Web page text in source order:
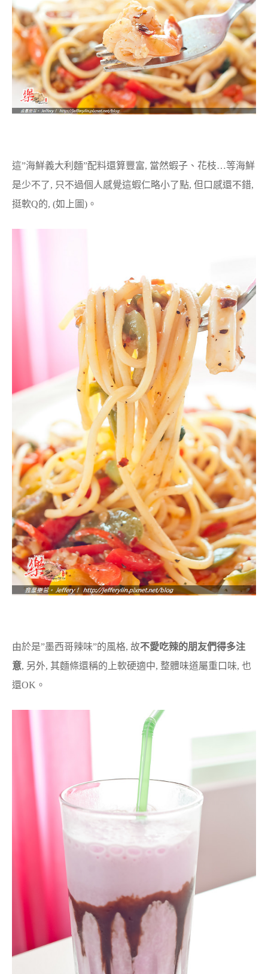
這”海鮮義大利麵”配料還算豐富, 當然蝦子、花枝…等海鮮
是少不了, 只不過個人感覺這蝦仁略小了點, 但口感還不錯,
挺軟Q的, (如上圖)。
由於是”墨西哥辣味”的風格, 故不愛吃辣的朋友們得多注
意, 另外, 其麵條還稱的上軟硬適中, 整體味道屬重口味, 也
還OK。